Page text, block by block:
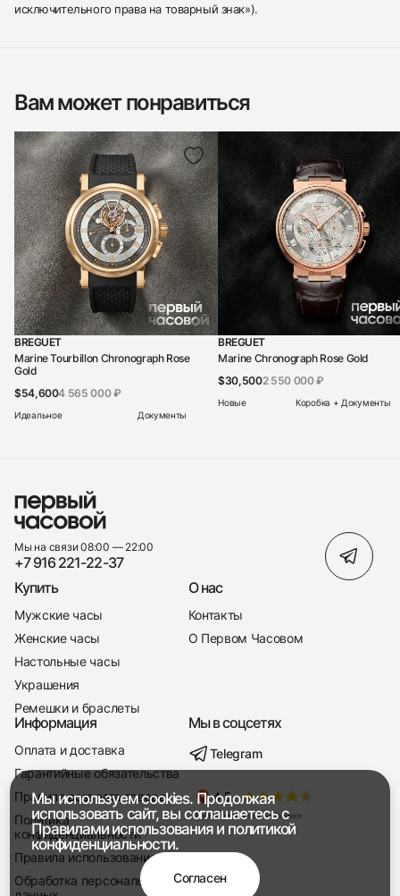
+7 916 221-22-37
Мы насвязи 08:00 — 19:00
исключительного права на товарный знак»).
Вам может понравиться
BREGUET
Marine Tourbillon Chronograph Rose
Gold
$54,6004 565 000 ₽
Идеальное Документы
BREGUET
Marine Chronograph Rose Gold
$30,5002 550 000 ₽
Новые Коробка + Документы
Мы на связи 08:00 — 22:00
+7 916 221-22-37
Купить
Мужские часы
Женские часы
Настольные часы
Украшения
Ремешки и браслеты
О нас
Контакты
О Первом Часовом
Информация
Оплата и доставка
Гарантийные обязательства
Правила возврата товара
Политика
конфиденциальности
Правила использования
Обработка персональных
Мы в соцсетях
Telegram
Мы используем cookies. Продолжая
использовать сайт, вы соглашаетесь с
Правилами использованияи политикой
конфиденциальности.
Согласен